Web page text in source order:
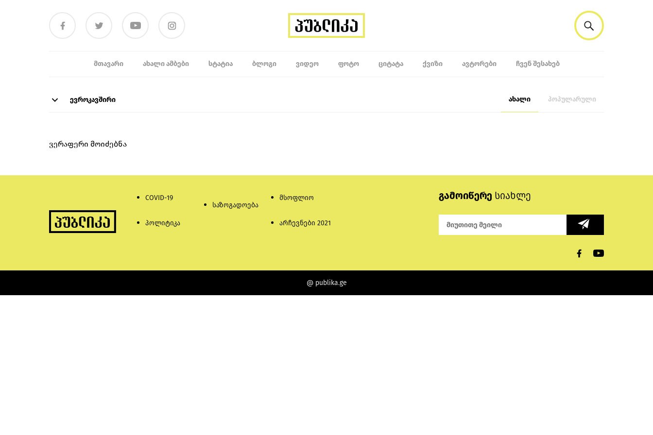
ᲛᲗᲐᲕᲐᲠᲘ ᲐᲮᲐᲚᲘ ᲐᲛᲑᲔᲑᲘ ᲡᲢᲐᲢᲘᲐ ᲑᲚᲝᲒᲘ ᲕᲘᲓᲔᲝ ᲤᲝᲢᲝ ᲪᲘᲢᲐᲢᲐ ᲥᲕᲘᲖᲘ ᲐᲕᲢᲝᲠᲔᲑᲘ ᲩᲕᲔᲜ ᲨᲔᲡᲐᲮᲔᲑ
ევროკავშირი ახალი პოპულარული
ვერაფერი მოიძებნა
COVID-19
პოლიტიკა
საზოგადოება
მსოფლიო
არჩევნები 2021
გამოიწერე სიახლე
@ publika.ge